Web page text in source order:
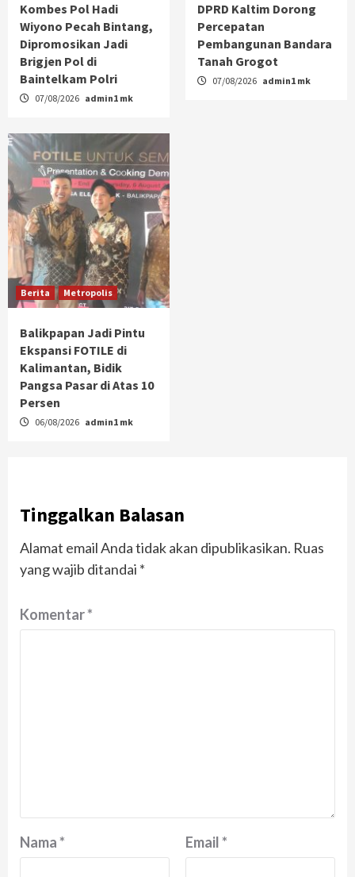
Kombes Pol Hadi
Wiyono Pecah Bintang,
Dipromosikan Jadi
Brigjen Pol di
Baintelkam Polri
07/08/2026 admin1 mk
DPRD Kaltim Dorong
Percepatan
Pembangunan Bandara
Tanah Grogot
07/08/2026 admin1 mk
Berita Metropolis
Balikpapan Jadi Pintu
Ekspansi FOTILE di
Kalimantan, Bidik
Pangsa Pasar di Atas 10
Persen
06/08/2026 admin1 mk
Tinggalkan Balasan
Alamat email Anda tidak akan dipublikasikan. Ruas
yang wajib ditandai *
Komentar*
Nama* Email*